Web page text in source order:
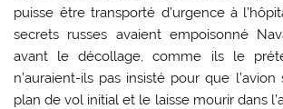
puisse être transporté d’urgence à
secrets russes avaient empoisonné
avant le décollage, comme ils le
n’auraient-ils pas insisté pour que l’avion
plan de vol initial et le laisse mourir dans